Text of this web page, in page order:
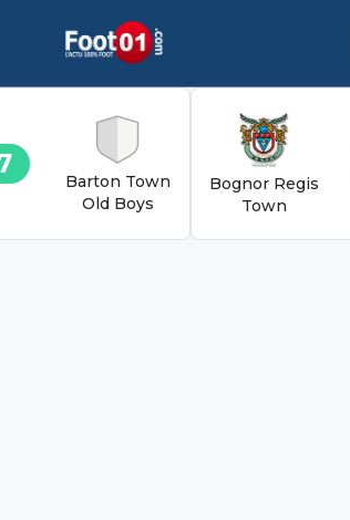
Barton Town
Old Boys
Bognor Regis
Town